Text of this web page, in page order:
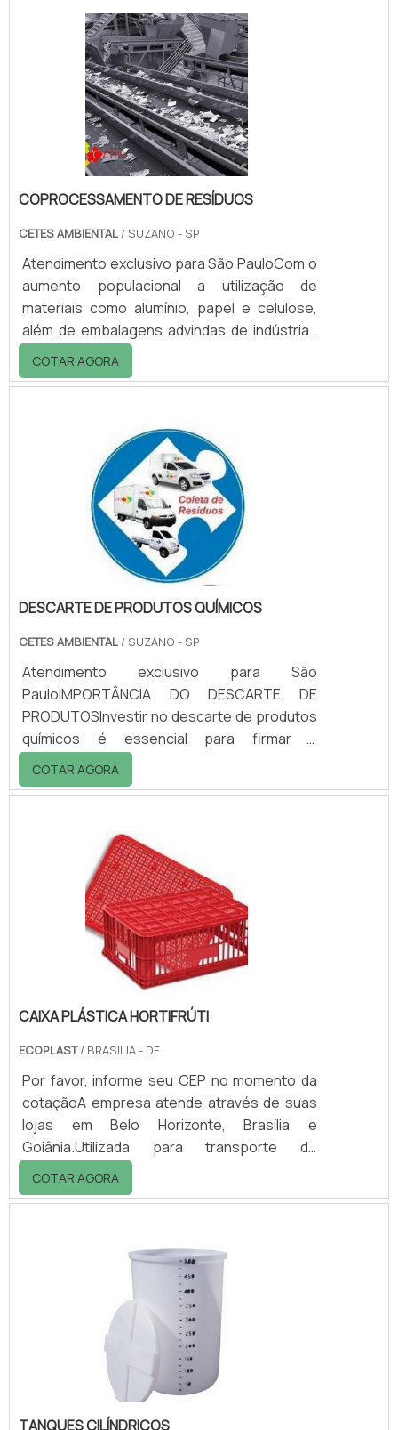
direto com o lixo, proporcionando maior
higiene aos usuários. Informações adicionais
importantesO plástico utilizado em sua
fabricação é acoplado na parte externa da
lixeira, evitando o acúmulo de resídu.
COPROCESSAMENTO DE RESÍDUOS
CETES AMBIENTAL / SUZANO - SP
Atendimento exclusivo para São PauloCom o
aumento populacional a utilização de
materiais como alumínio, papel e celulose,
além de embalagens advindas de indústrias
petroquímicas, químicas e farmacêuticas
também aumentou.O coprocessamento de
resíduos prejudiciais ao meio ambiente. Esse
processo visa a produção de energia,
através da extração de calor vinda da queima
desses materiais. O calor produzido busca
COTAR AGORA
DESCARTE DE PRODUTOS QUÍMICOS
CETES AMBIENTAL / SUZANO - SP
Atendimento exclusivo para São
PauloIMPORTÂNCIA DO DESCARTE DE
PRODUTOSInvestir no descarte de produtos
químicos é essencial para firmar a
responsabilidade de uma empresa que
esteja realmente comprometida com a
importante que a coleta seletiva, se
considerado os danos que podem ser
provocados por esses materiais. Para
estabelecer quais materiais necessitam da
coleta de resíduos perigosos, a ABNT definiu
e elencou os det.
COTAR AGORA
CAIXA PLÁSTICA HORTIFRÚTI
ECOPLAST/ BRASILIA - DF
Por favor, informe seu CEP no momento da
cotaçãoA empresa atende através de suas
lojas em Belo Horizonte, Brasília e
Goiânia.Utilizada para transporte de
legumes, verduras e frutas, a caixa plástica
hortifruti é fabricada em PEAD (Polietileno de
caixa possa ser empilhada e traga mais
praticidade para aqueles que adquirem, com
melhorias de espaço.Revestida de material
altamente de qualidade, a caixa hortifrúti
COTAR AGORA
TANQUES CILÍNDRICOS